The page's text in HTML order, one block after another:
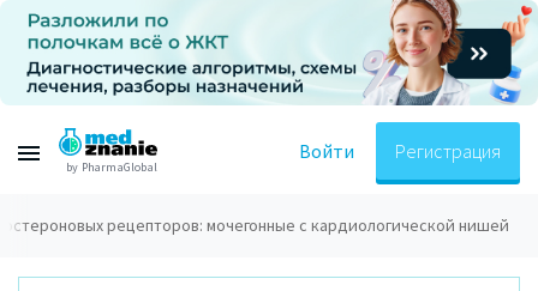
by PharmaGlobal
Войти Регистрация
рецепторов: мочегонные с кардиологической нишей